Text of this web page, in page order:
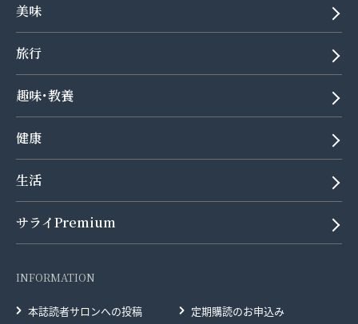
美味
旅行
趣味･教養
健康
生活
サライPremium
INFORMATION
本誌読者サロンへの投稿 定期購読のお申込み